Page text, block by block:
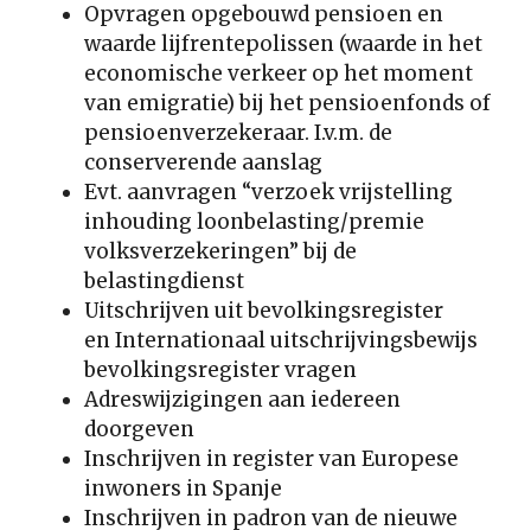
Opvragen opgebouwd pensioen en
waarde lijfrentepolissen (waarde in het
economische verkeer op het moment
van emigratie) bij het pensioenfonds of
pensioenverzekeraar. I.v.m. de
conserverende aanslag
Evt. aanvragen “verzoek vrijstelling
inhouding loonbelasting/premie
volksverzekeringen” bij de
belastingdienst
Uitschrijven uit bevolkingsregister
en Internationaal uitschrijvingsbewijs
bevolkingsregister vragen
Adreswijzigingen aan iedereen
doorgeven
Inschrijven in register van Europese
inwoners in Spanje
Inschrijven in padron van de nieuwe